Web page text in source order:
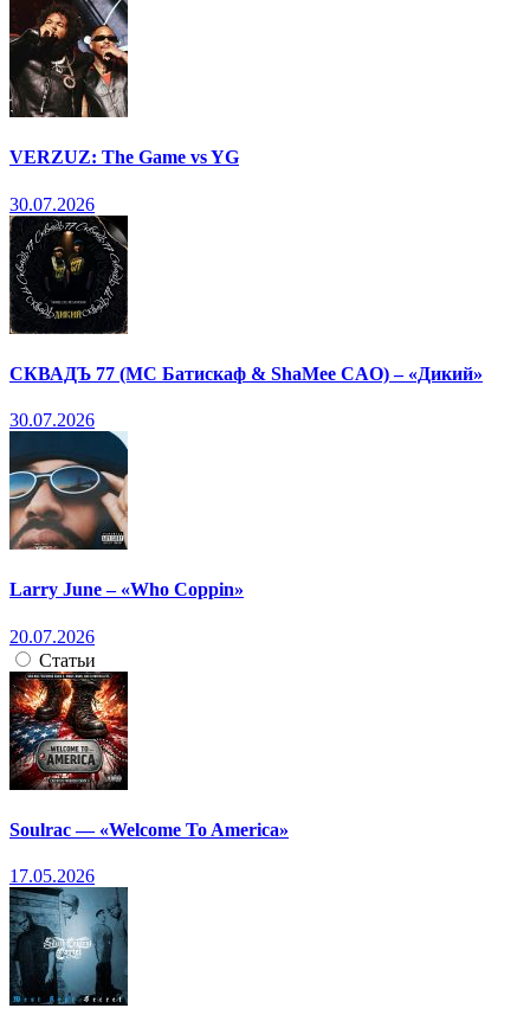
VERZUZ: The Game vs YG
30.07.2026
СКВАДЪ 77 (МС Батискаф & ShaMee CAO) – «Дикий»
30.07.2026
Larry June – «Who Coppin»
20.07.2026
Статьи
Soulrac — «Welcome To America»
17.05.2026